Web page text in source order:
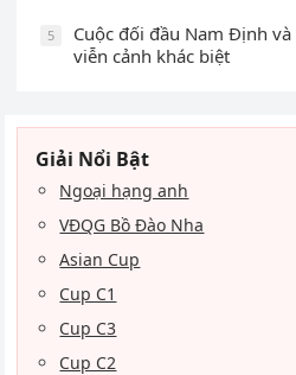
5
Cuộc đối đầu Nam Định
viễn cảnh khác biệt
Giải Nổi Bật
Ngoại hạng anh
VĐQG Bồ Đào Nha
Asian Cup
Cup C1
Cup C3
Cup C2